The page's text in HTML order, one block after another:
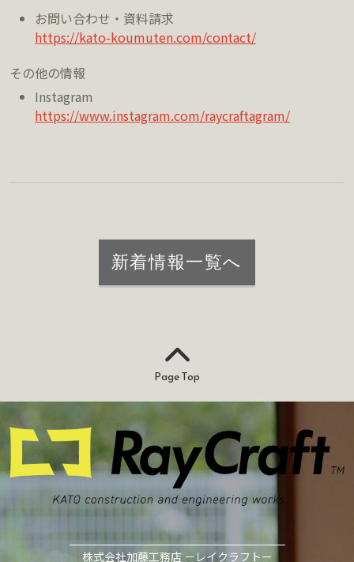
お問い合わせ・資料請求
https://kato-koumuten.com/contact/
その他の情報
Instagram
https://www.instagram.com/raycraftagram/
新着情報一覧へ
Page Top
株式会社加藤工務店 －レイクラフトー